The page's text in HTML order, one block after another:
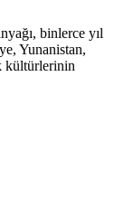
binlerce yıl
Yunanistan,
kültürlerinin